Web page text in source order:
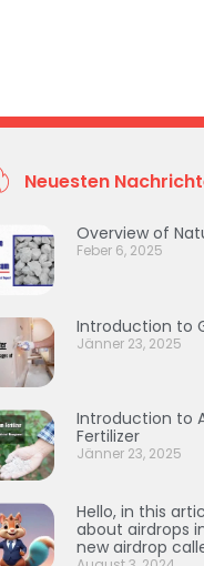
Neuesten
Overview of
Feber 6, 2025
Introduction to
Jänner 23, 2025
Introduction to
Fertilizer
Jänner 23, 2025
Hello, in this
about airdrops
new airdrop